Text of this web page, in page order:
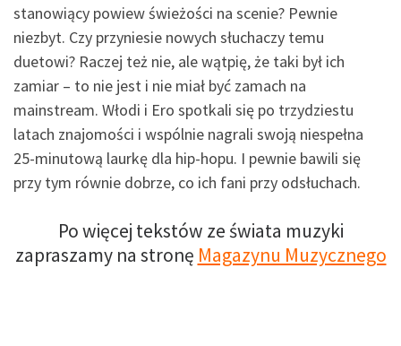
stanowiący powiew świeżości na scenie? Pewnie
niezbyt. Czy przyniesie nowych słuchaczy temu
duetowi? Raczej też nie, ale wątpię, że taki był ich
zamiar – to nie jest i nie miał być zamach na
mainstream. Włodi i Ero spotkali się po trzydziestu
latach znajomości i wspólnie nagrali swoją niespełna
25-minutową laurkę dla hip-hopu. I pewnie bawili się
przy tym równie dobrze, co ich fani przy odsłuchach.
Po więcej tekstów ze świata muzyki
zapraszamy na stronę Magazynu Muzycznego